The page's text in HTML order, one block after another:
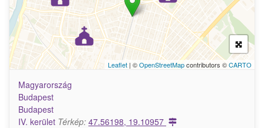
Leaflet | ©OpenStreetMapcontributors ©CARTO
Magyarország
Budapest
Budapest
IV. kerület Térkép: 47.56198, 19.10957